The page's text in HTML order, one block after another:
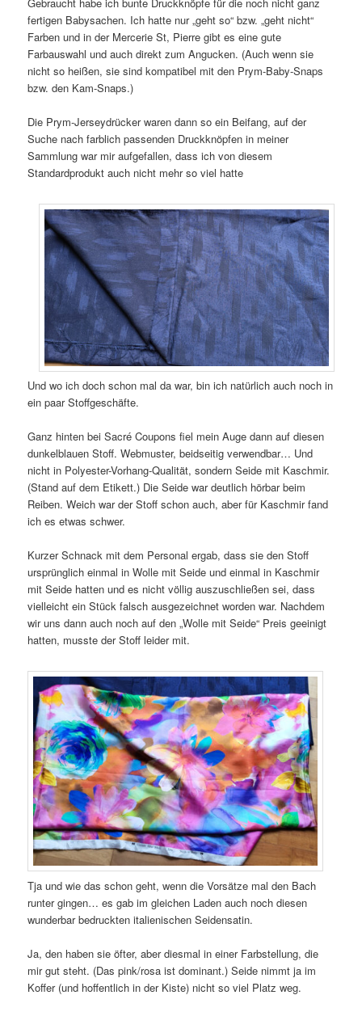
fertigen Babysachen. Ich hatte nur „geht so“ bzw. „geht nicht“
Farben und in der Mercerie St, Pierre gibt es eine gute
Farbauswahl und auch direkt zum Angucken. (Auch wenn sie
nicht so heißen, sie sind kompatibel mit den Prym-Baby-Snaps
bzw. den Kam-Snaps.)
Die Prym-Jerseydrücker waren dann so ein Beifang, auf der
Suche nach farblich passenden Druckknöpfen in meiner
Sammlung war mir aufgefallen, dass ich von diesem
Standardprodukt auch nicht mehr so viel hatte
Und wo ich doch schon mal da war, bin ich natürlich auch noch in
ein paar Stoffgeschäfte.
Ganz hinten bei Sacré Coupons fiel mein Auge dann auf diesen
dunkelblauen Stoff. Webmuster, beidseitig verwendbar… Und
nicht in Polyester-Vorhang-Qualität, sondern Seide mit Kaschmir.
(Stand auf dem Etikett.) Die Seide war deutlich hörbar beim
Reiben. Weich war der Stoff schon auch, aber für Kaschmir fand
ich es etwas schwer.
Kurzer Schnack mit dem Personal ergab, dass sie den Stoff
ursprünglich einmal in Wolle mit Seide und einmal in Kaschmir
mit Seide hatten und es nicht völlig auszuschließen sei, dass
vielleicht ein Stück falsch ausgezeichnet worden war. Nachdem
wir uns dann auch noch auf den „Wolle mit Seide“ Preis geeinigt
hatten, musste der Stoff leider mit.
Tja und wie das schon geht, wenn die Vorsätze mal den Bach
runter gingen… es gab im gleichen Laden auch noch diesen
wunderbar bedruckten italienischen Seidensatin.
Ja, den haben sie öfter, aber diesmal in einer Farbstellung, die
mir gut steht. (Das pink/rosa ist dominant.) Seide nimmt ja im
Koffer (und hoffentlich in der Kiste) nicht so viel Platz weg.